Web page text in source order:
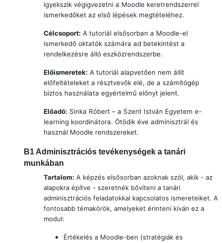
igyekszik végigvezetni a Moodle keretrendszerrel
ismerkedőket az első lépések megtételéhez.
Célcsoport: A tutoriál elsősorban a Moodle-el
ismerkedő oktatók számára ad betekintést a
rendelkezésre álló eszközrendszerbe.
Előismeretek: A tutoriál alapvetően nem állít
előfeltételeket a résztvevők elé, de a számítógép
biztos használata egyértelmű előnyt jelent.
Előadó: Sinka Róbert – a Szent István Egyetem e-
learning koordinátora. Ötödik éve adminisztrál és
használ Moodle rendszereket.
B1Adminisztrációs tevékenységek a tanári
munkában
Tartalom: A képzés elsősorban azoknak szól, akik - az
alapokra építve - szeretnék bővíteni a tanári
adminisztrációs feladatokkal kapcsolatos ismereteiket. A
fontosabb témakörök, amelyeket érinteni kíván ez a
modul:
Értékelés a Moodle-ben (stratégiák és